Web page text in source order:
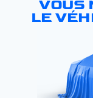
VOUS
LE